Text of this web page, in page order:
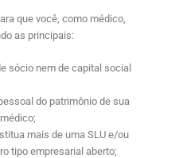
que você, como médico,
as principais:
sócio nem de capital social
do patrimônio de sua
mais de uma SLU e/ou
tipo empresarial aberto;